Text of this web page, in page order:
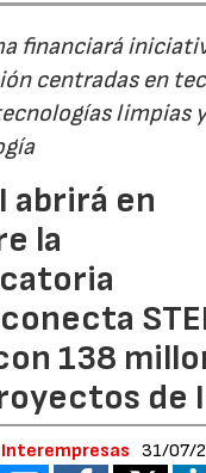
financiará
centradas en
limpias
abrirá en
la
138
de
31/07/